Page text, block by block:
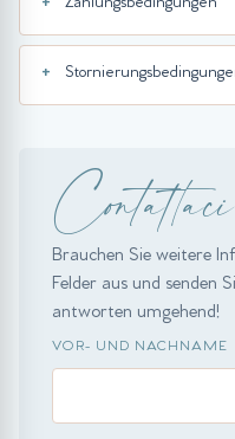
Zahlungsbedingungen
Contattaci
Brauchen Sie weitere
Felder aus und senden
antworten umgehend!
VOR- UND NACHNAME